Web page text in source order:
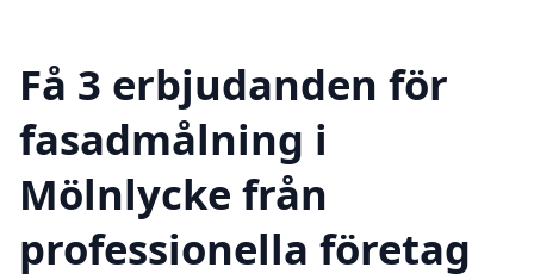
Få 3 erbjudanden för
fasadmålning i
Mölnlycke från
professionella företag